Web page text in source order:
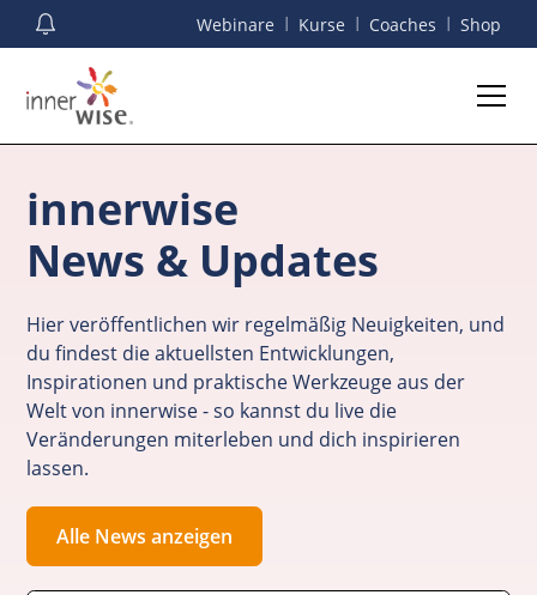
Webinare I Kurse I Coaches I Shop
innerwise
News & Updates
Hier veröffentlichen wir regelmäßig Neuigkeiten, und
du findest die aktuellsten Entwicklungen,
Inspirationen und praktische Werkzeuge aus der
Welt von innerwise - so kannst du live die
Veränderungen miterleben und dich inspirieren
lassen.
Alle News anzeigen